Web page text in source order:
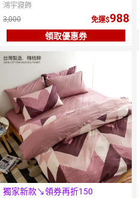
鴻宇寢飾
3,000
免運 988
領取優惠券
獨家新款↘領券再折150